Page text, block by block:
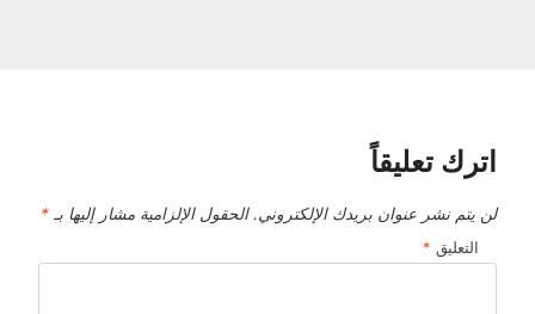
اترك تعليقاً
لن يتم نشر عنوان بريدك الإلكتروني. الحقول الإلزامية مشار إليها بـ *
التعليق *